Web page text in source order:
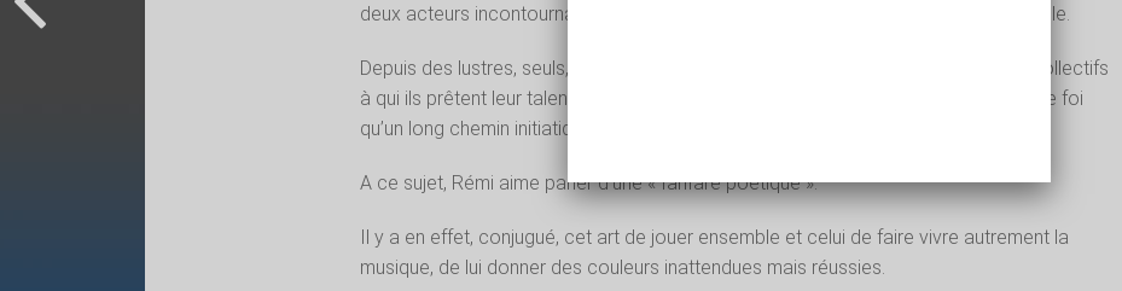
deux acteurs incontournables de la scène musicale, à la trompette comme au bugle.
Depuis des lustres, seuls, ensemble ou au travers de nombreuses formations et collectifs
à qui ils prêtent leur talent, ils distillent une musique qui est autant une profession de foi
qu’un long chemin initiatique improvisé et donc, en constant renouvellement.
A ce sujet, Rémi aime parler d’une « fanfare poétique ».
Il y a en effet, conjugué, cet art de jouer ensemble et celui de faire vivre autrement la
musique, de lui donner des couleurs inattendues mais réussies.